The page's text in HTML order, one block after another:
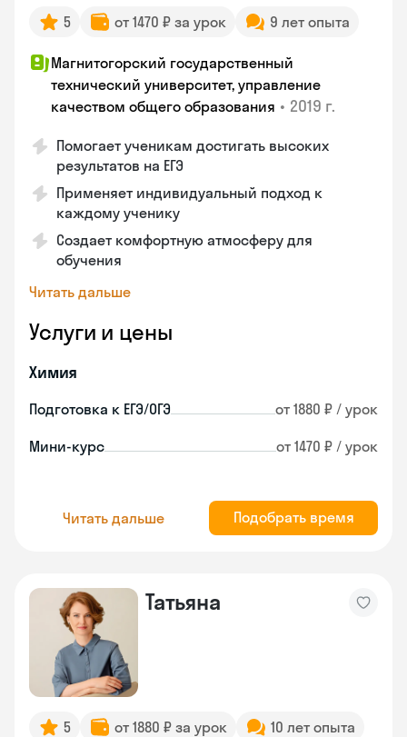
5 от 1470 ₽ за урок 9 лет опыта
Магнитогорский государственный
технический университет, управление
качеством общего образования • 2019 г.
Помогает ученикам достигать высоких
результатов на ЕГЭ
Применяет индивидуальный подход к
каждому ученику
Создает комфортную атмосферу для
обучения
Читать дальше
Услуги и цены
Химия
Подготовка к ЕГЭ/ОГЭ от 1880 ₽ / урок
Мини-курс от 1470 ₽ / урок
Читать дальше Подобрать время
Татьяна
5 от 1880 ₽ за урок
10 лет опыта